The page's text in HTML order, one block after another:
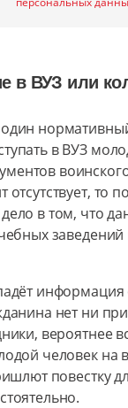
в ВУЗ или
в ВУЗ
отсутствует, то
в том, что
информация
нет ни
вероятнее
человек на
повестку